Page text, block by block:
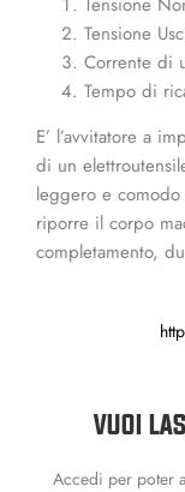
Tensione
Corrente di
Tempo di
E’ l’avvitatore a
di un
leggero e
riporre il corpo
completamento,
VUOI
Accedi per poter